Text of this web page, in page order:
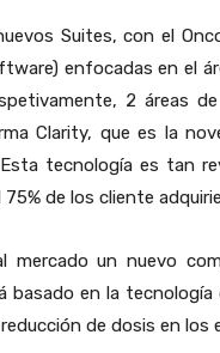
Suites, con el
enfocadas en el
2 áreas
Clarity, que es la
tecnología es tan
de los cliente
mercado un nuevo
basado en la
de dosis en los